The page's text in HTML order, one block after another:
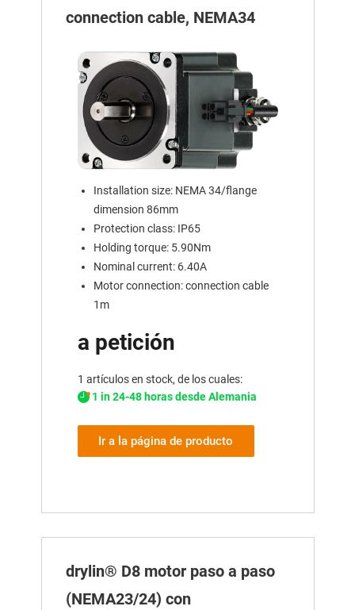
connection cable, NEMA34
Installation size: NEMA 34/flange
dimension 86mm
Protection class: IP65
Holding torque: 5.90Nm
Nominal current: 6.40A
Motor connection: connection cable
1m
a petición
1 artículos en stock, de los cuales:
1 in 24-48 horas desde Alemania
Ir a la página de producto
drylin® D8 motor paso a paso
(NEMA23/24) con